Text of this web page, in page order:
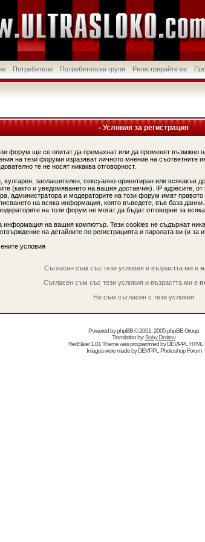
Потребители Потребителски групи Регистрирайте се
- Условия за регистрация
форум ще се опитат да премахнат или да променят
на тези форуми изразяват личното мнение на съответните
те не носят никаква отговорност.
заплашителен, сексуално-ориентиран или всякакъв
(както и уведомяването на вашия доставчик). IP адресите,
администратора и модераторите на този форум имат
на всяка информация, която въведете, във база
на този форум не могат да бъдат отговорни за
на вашия компютър. Тези cookies не съдържат
на детайлите по регистрацията и паролата ви (и за
условия
Съгласен съм със тези условия и възрастта ми е
Съгласен съм със тези условия и възрастта ми е
Не съм съгласен с тези условия
Powered byphpBB© 2001, 2005 phpBB Group
Translation by:Boby Dimitrov
RedSilver 1.01 Theme was programmed byDEVPPL HTML
Images were made byDEVPPL Photoshop Forum